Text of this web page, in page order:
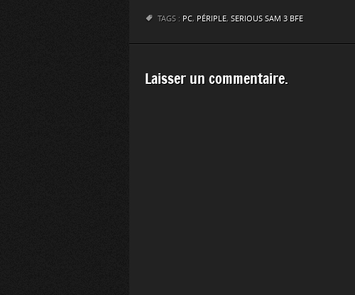
TAGS : PC, PÉRIPLE, SERIOUS SAM 3 BFE
Laisser un commentaire.